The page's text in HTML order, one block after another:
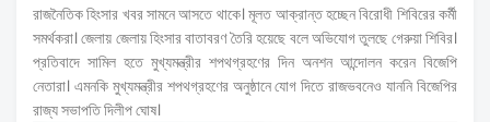
রাজনৈতিক হিংসার খবর সামনে আসতে থাকে। মূলত আক্রান্ত হচ্ছেন বিরোধী শিবিরের কর্মী
সমর্থকরা। জেলায় জেলায় হিংসার বাতাবরণ তৈরি হয়েছে বলে অভিযোগ তুলছে গেরুয়া শিবির।
প্রতিবাদে সামিল হতে মুখ্যমন্ত্রীর শপথগ্রহণের দিন অনশন আন্দোলন করেন বিজেপি
নেতারা। এমনকি মুখ্যমন্ত্রীর শপথগ্রহণের অনুষ্ঠানে যোগ দিতে রাজভবনেও যাননি বিজেপির
রাজ্য সভাপতি দিলীপ ঘোষ।